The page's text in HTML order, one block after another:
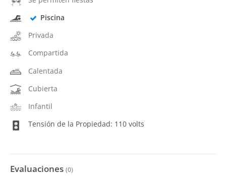
Piscina
Privada
Compartida
Calentada
Cubierta
Infantil
Tensión de la Propiedad: 110 volts
Evaluaciones (0)